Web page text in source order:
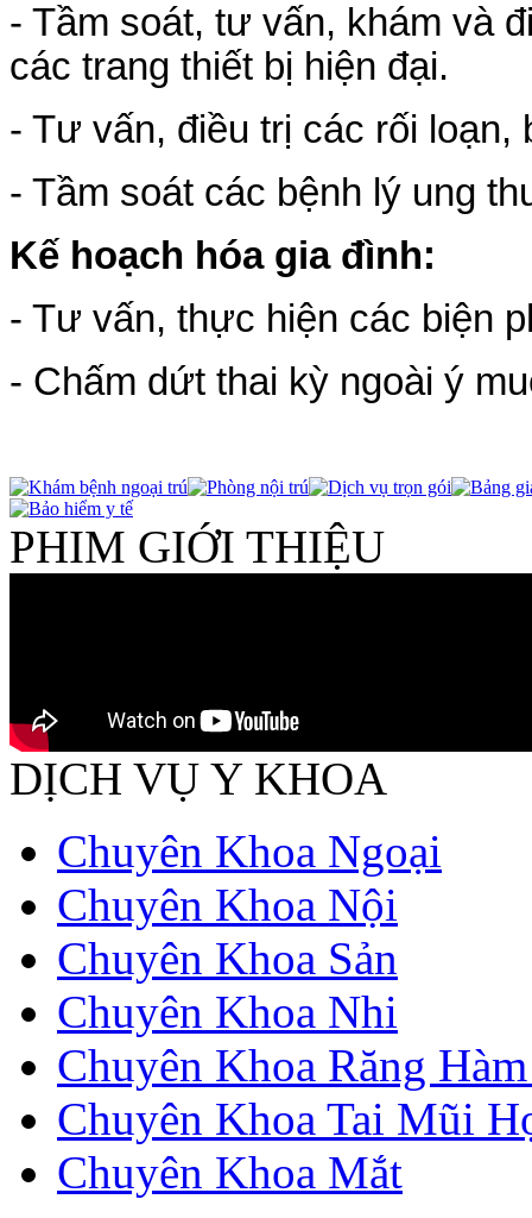
- Tầm soát, tư vấn, khám và
các trang thiết bị hiện đại.
- Tư vấn, điều trị các rối
- Tầm soát các bệnh lý ung
Kế hoạch hóa gia đình:
- Tư vấn, thực hiện các biện
- Chấm dứt thai kỳ ngoài ý
PHIM GIỚI THIỆU
DỊCH VỤ Y KHOA
Chuyên Khoa Ngoại
Chuyên Khoa Nội
Chuyên Khoa Sản
Chuyên Khoa Nhi
Chuyên Khoa Răng
Chuyên Khoa Tai Mũi
Chuyên Khoa Mắt